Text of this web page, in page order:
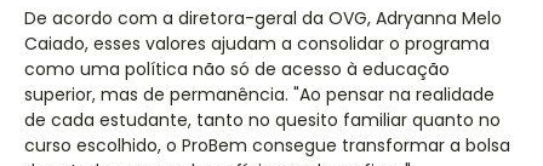
De acordo com a diretora-geral da OVG, Adryanna Melo
Caiado, esses valores ajudam a consolidar o programa
como uma política não só de acesso à educação
superior, mas de permanência. "Ao pensar na realidade
de cada estudante, tanto no quesito familiar quanto no
curso escolhido, o ProBem consegue transformar a bolsa